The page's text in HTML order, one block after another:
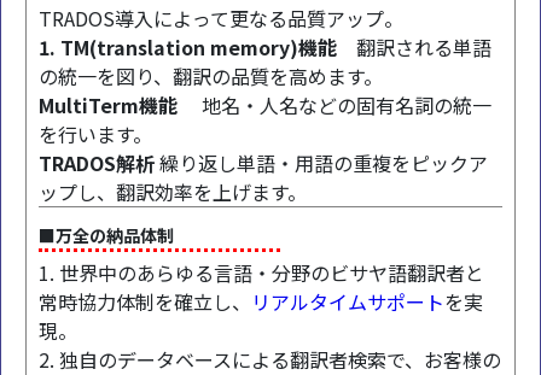
TRADOS導入によって更なる品質アップ。
1. TM(translation memory)機能 翻訳される単語
の統一を図り、翻訳の品質を高めます。
MultiTerm機能 地名・人名などの固有名詞の統一
を行います。
TRADOS解析繰り返し単語・用語の重複をピックア
ップし、翻訳効率を上げます。
■万全の納品体制
1. 世界中のあらゆる言語・分野のビサヤ語翻訳者と
常時協力体制を確立し、 リアルタイムサポートを実
現。
2. 独自のデータベースによる翻訳者検索で、お客様の